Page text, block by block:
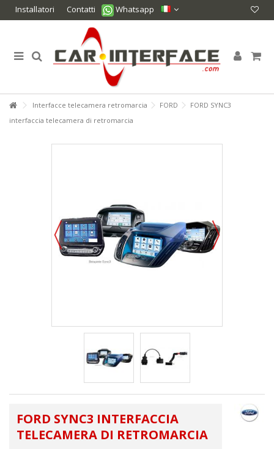
Installatori Contatti Whatsapp
Interfacce telecamera retromarcia FORD
FORD SYNC3
interfaccia telecamera di retromarcia
FORD SYNC3 INTERFACCIA
TELECAMERA DI RETROMARCIA